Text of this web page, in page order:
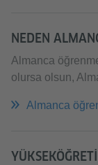
NEDEN
Almanca
olursa olsun,
Almanca